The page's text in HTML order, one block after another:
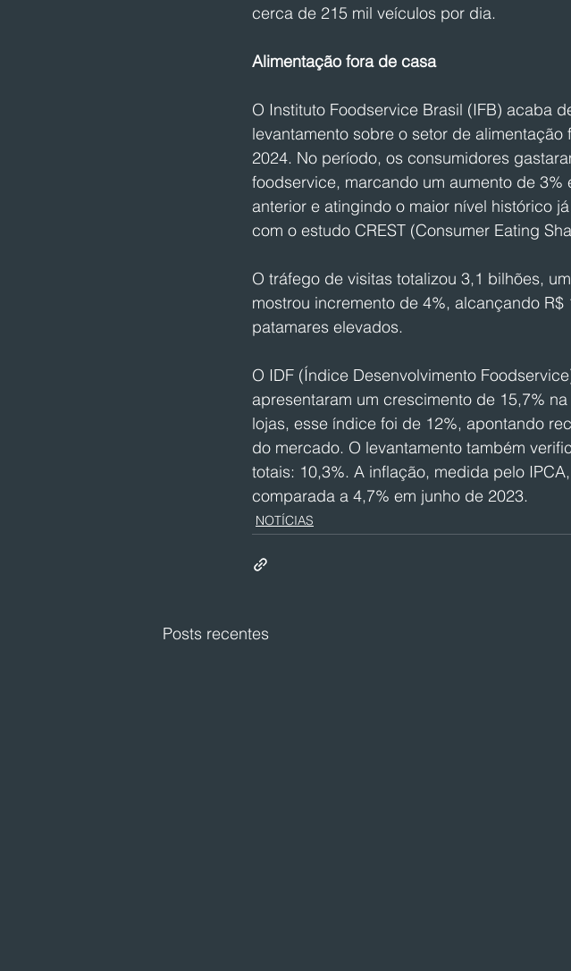
cerca de 215 mil veículos por dia.
Alimentação fora de casa
O Instituto Foodservice Brasil (IFB) acaba
levantamento sobre o setor de
2024. No período, os consumidores
foodservice, marcando um aumento de
anterior e atingindo o maior nível histórico
com o estudo CREST (Consumer Eating
O tráfego de visitas totalizou 3,1 bilhões,
mostrou incremento de 4%, alcançando
patamares elevados.
O IDF (Índice Desenvolvimento
apresentaram um crescimento de 15,7%
lojas, esse índice foi de 12%, apontando
do mercado. O levantamento também
totais: 10,3%. A inflação, medida pelo
comparada a 4,7% em junho de 2023.
NOTÍCIAS
Posts recentes